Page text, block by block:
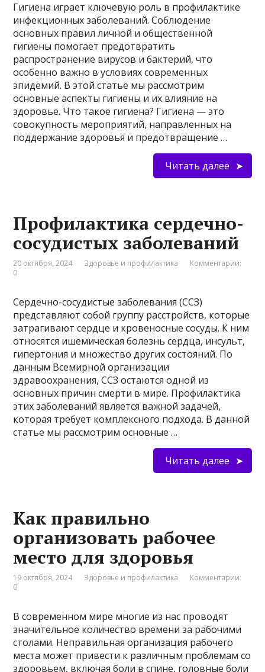
Гигиена играет ключевую роль в профилактике
инфекционных заболеваний. Соблюдение
основных правил личной и общественной
гигиены помогает предотвратить
распространение вирусов и бактерий, что
особенно важно в условиях современных
эпидемий. В этой статье мы рассмотрим
основные аспекты гигиены и их влияние на
здоровье. Что такое гигиена? Гигиена — это
совокупность мероприятий, направленных на
поддержание здоровья и предотвращение …
Читать далее
Профилактика сердечно-
сосудистых заболеваний
20 октября, 2024 Здоровье и профилактика
Комментарии:
0
Сердечно-сосудистые заболевания (ССЗ)
представляют собой группу расстройств, которые
затрагивают сердце и кровеносные сосуды. К ним
относятся ишемическая болезнь сердца, инсульт,
гипертония и множество других состояний. По
данным Всемирной организации
здравоохранения, ССЗ остаются одной из
основных причин смерти в мире. Профилактика
этих заболеваний является важной задачей,
которая требует комплексного подхода. В данной
статье мы рассмотрим основные …
Читать далее
Как правильно
организовать рабочее
место для здоровья
19 октября, 2024 Здоровье и профилактика
Комментарии:
0
В современном мире многие из нас проводят
значительное количество времени за рабочими
столами. Неправильная организация рабочего
места может привести к различным проблемам со
здоровьем, включая боли в спине, головные боли